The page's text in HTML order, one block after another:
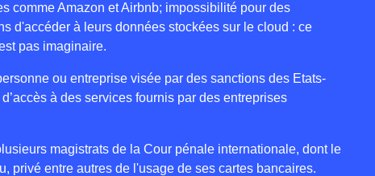
comme Amazon et Airbnb; impossibilité pour des
d'accéder à leurs données stockées sur le cloud : ce
pas imaginaire.
ou entreprise visée par des sanctions des Etats-
à des services fournis par des entreprises
magistrats de la Cour pénale internationale, dont le
privé entre autres de l'usage de ses cartes bancaires.